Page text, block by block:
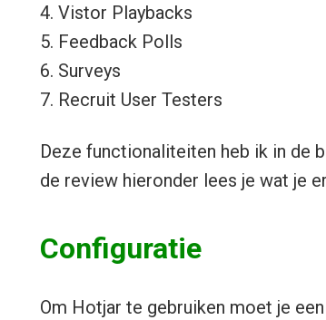
4. Vistor Playbacks
5. Feedback Polls
6. Surveys
7. Recruit User Testers
Deze functionaliteiten heb ik in de
de review hieronder lees je wat je
Configuratie
Om Hotjar te gebruiken moet je